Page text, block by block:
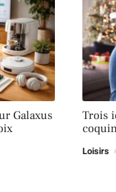
Galaxus
Trois
Loisirs